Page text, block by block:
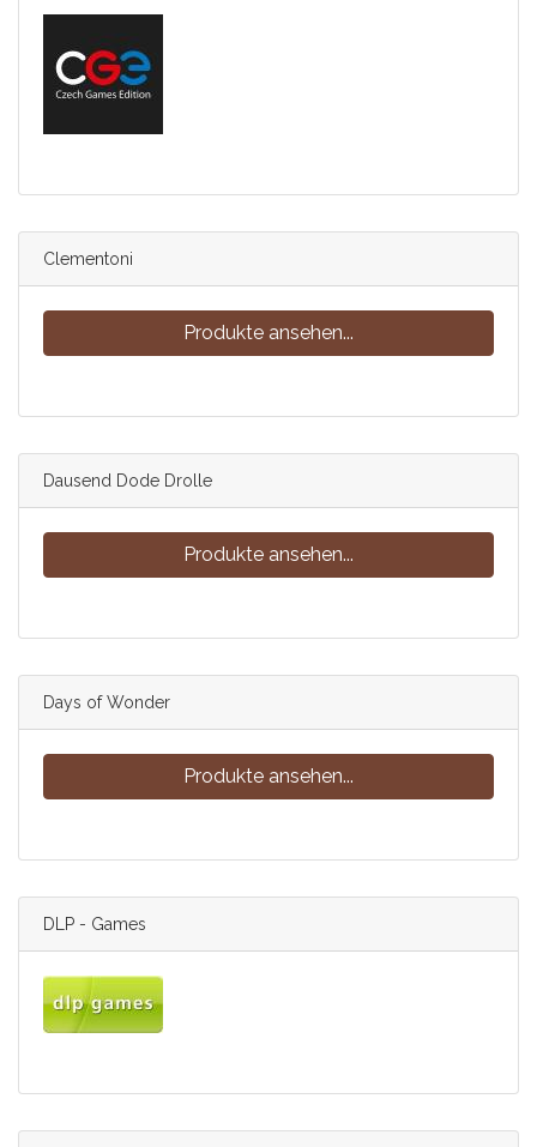
Clementoni
Produkte ansehen...
Dausend Dode Drolle
Produkte ansehen...
Days of Wonder
Produkte ansehen...
DLP - Games